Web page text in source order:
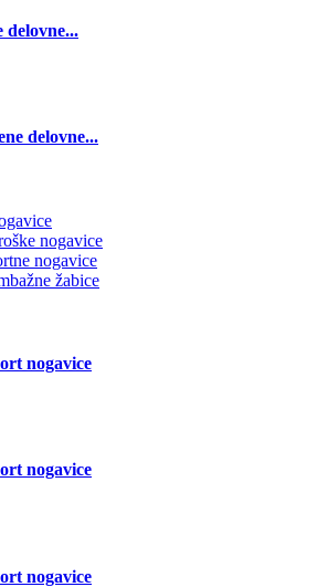
delovne...
delovne...
nogavice
nogavice
žabice
nogavice
nogavice
nogavice